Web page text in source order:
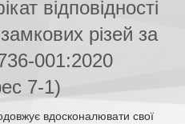
відповідності
різей за
001:2020
7-1)
вдосконалювати свої